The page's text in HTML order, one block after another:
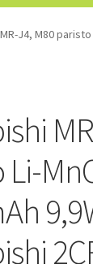
J4, M80 paristo
Li-